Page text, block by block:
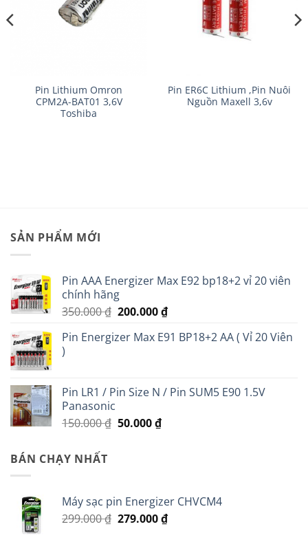
Pin Lithium Omron
CPM2A-BAT01 3,6V
Toshiba
Pin ER6C Lithium ,Pin Nuôi
Nguồn Maxell 3,6v
SẢN PHẨM MỚI
Pin AAA Energizer Max E92 bp18+2 vỉ 20 viên
chính hãng
350.000₫ Giá
là:
200.000₫Giá
tại
Pin Energizer Max E91 BP18+2 AA ( Vỉ 20 Viên
)
Pin LR1 / Pin Size N / Pin SUM5 E90 1.5V
Panasonic
150.000₫ Giá
50.000₫Giá
BÁN CHẠY NHẤT
Máy sạc pin Energizer CHVCM4
299.000₫ Giá
279.000₫Giá